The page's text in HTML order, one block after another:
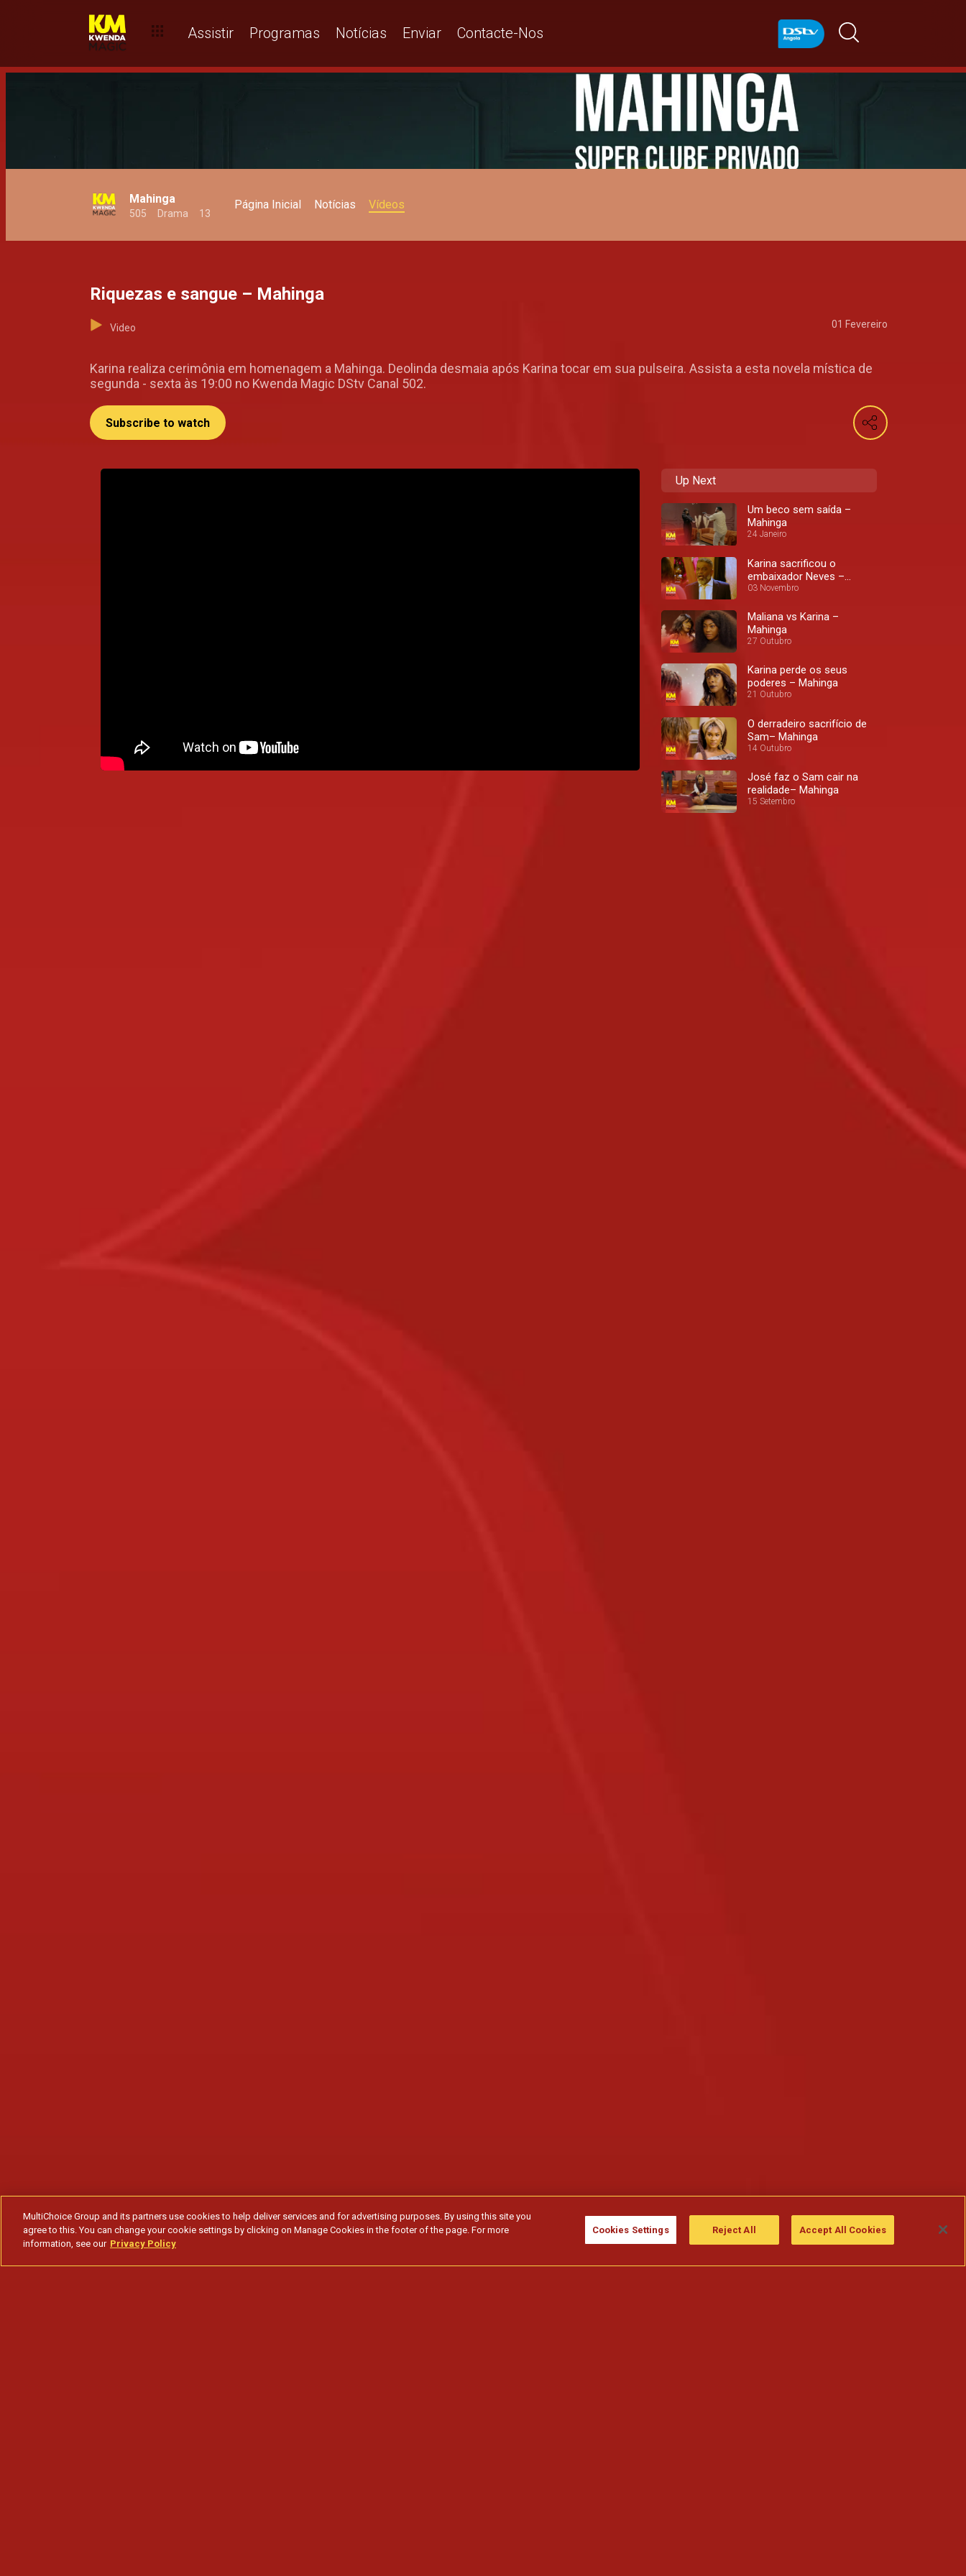
Assistir Programas Notícias Enviar Contacte-Nos
Mahinga
505 Drama 13
Página Inicial Notícias Vídeos
Riquezas e sangue – Mahinga
Video 01 Fevereiro
Karina realiza cerimônia em homenagem a Mahinga. Deolinda desmaia após Karina tocar em sua pulseira. Assista a esta novela mística de
segunda - sexta às 19:00 no Kwenda Magic DStv Canal 502.
Subscribe to watch
Up Next
Um beco sem saída –
Mahinga
24 Janeiro
Karina sacrificou o
embaixador Neves –
Mahinga
03 Novembro
Maliana vs Karina –
Mahinga
27 Outubro
Karina perde os seus
poderes – Mahinga
21 Outubro
O derradeiro sacrifício de
Sam– Mahinga
14 Outubro
José faz o Sam cair na
realidade– Mahinga
15 Setembro
MultiChoice Group and its partners use cookies to help deliver services and for advertising purposes. By using this site you
agree to this. You can change your cookie settings by clicking on Manage Cookies in the footer of the page. For more
information, see our Privacy Policy
Cookies Settings Reject All Accept All Cookies